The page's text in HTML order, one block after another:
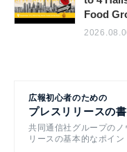
Food
広報初心者のための
プレスリリースの
共同通信社グループの
リースの基本的なポイン